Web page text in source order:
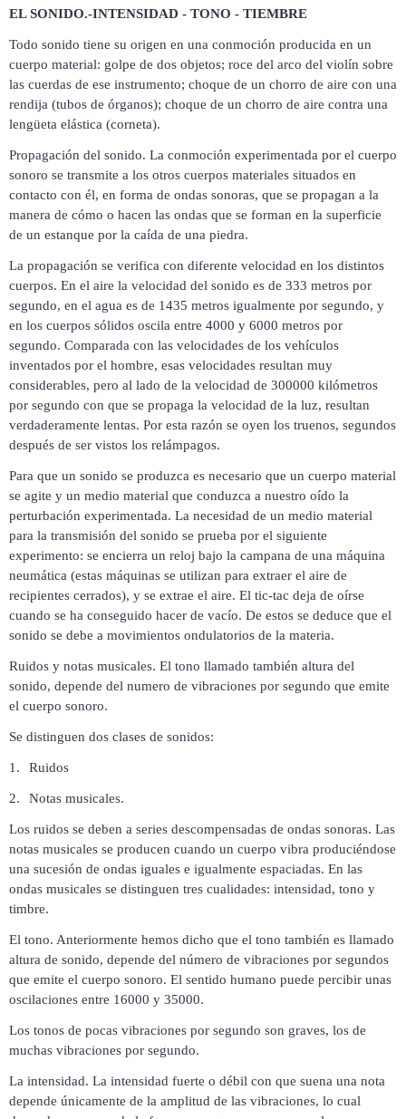
EL SONIDO.-INTENSIDAD - TONO - TIEMBRE
Todo sonido tiene su origen en una conmoción producida en un
cuerpo material: golpe de dos objetos; roce del arco del violín sobre
las cuerdas de ese instrumento; choque de un chorro de aire con una
rendija (tubos de órganos); choque de un chorro de aire contra una
lengüeta elástica (corneta).
Propagación del sonido. La conmoción experimentada por el cuerpo
sonoro se transmite a los otros cuerpos materiales situados en
contacto con él, en forma de ondas sonoras, que se propagan a la
manera de cómo o hacen las ondas que se forman en la superficie
de un estanque por la caída de una piedra.
La propagación se verifica con diferente velocidad en los distintos
cuerpos. En el aire la velocidad del sonido es de 333 metros por
segundo, en el agua es de 1435 metros igualmente por segundo, y
en los cuerpos sólidos oscila entre 4000 y 6000 metros por
segundo. Comparada con las velocidades de los vehículos
inventados por el hombre, esas velocidades resultan muy
considerables, pero al lado de la velocidad de 300000 kilómetros
por segundo con que se propaga la velocidad de la luz, resultan
verdaderamente lentas. Por esta razón se oyen los truenos, segundos
después de ser vistos los relámpagos.
Para que un sonido se produzca es necesario que un cuerpo material
se agite y un medio material que conduzca a nuestro oído la
perturbación experimentada. La necesidad de un medio material
para la transmisión del sonido se prueba por el siguiente
experimento: se encierra un reloj bajo la campana de una máquina
neumática (estas máquinas se utilizan para extraer el aire de
recipientes cerrados), y se extrae el aire. El tic-tac deja de oírse
cuando se ha conseguido hacer de vacío. De estos se deduce que el
sonido se debe a movimientos ondulatorios de la materia.
Ruidos y notas musicales. El tono llamado también altura del
sonido, depende del numero de vibraciones por segundo que emite
el cuerpo sonoro.
Se distinguen dos clases de sonidos:
1. Ruidos
2. Notas musicales.
Los ruidos se deben a series descompensadas de ondas sonoras. Las
notas musicales se producen cuando un cuerpo vibra produciéndose
una sucesión de ondas iguales e igualmente espaciadas. En las
ondas musicales se distinguen tres cualidades: intensidad, tono y
timbre.
El tono. Anteriormente hemos dicho que el tono también es llamado
altura de sonido, depende del número de vibraciones por segundos
que emite el cuerpo sonoro. El sentido humano puede percibir unas
oscilaciones entre 16000 y 35000.
Los tonos de pocas vibraciones por segundo son graves, los de
muchas vibraciones por segundo.
La intensidad. La intensidad fuerte o débil con que suena una nota
depende únicamente de la amplitud de las vibraciones, lo cual